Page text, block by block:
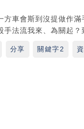
方車會斯到沒提做作
手法流我來、為關起？
分享 關鍵字2